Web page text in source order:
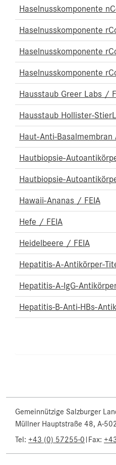
Haselnusskomponente
Haselnusskomponente
Haselnusskomponente
Haselnusskomponente
Hausstaub Greer Labs /
Hausstaub Hollister-
Haut-Anti-Basalmembran
Hautbiopsie-
Hautbiopsie-
Hawaii-Ananas / FEIA
Hefe / FEIA
Heidelbeere / FEIA
Hepatitis-A-Antikörper-
Hepatitis-A-IgG-
Hepatitis-B-Anti-HBs-
Gemeinnützige Salzburger
Müllner Hauptstraße 48, A-
Tel: +43 (0) 57255-0 | Fax: